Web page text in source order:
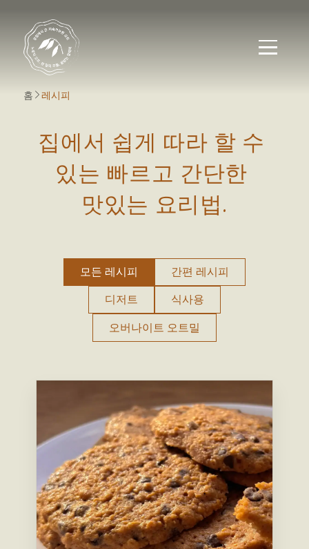
홈 레시피
집에서 쉽게 따라 할 수 있
집에서 쉽게 따라 할 수
있는 빠르고 간단한
맛있는 요리법.
모든 레시피 간편 레시피
디저트 식사용
오버나이트 오트밀